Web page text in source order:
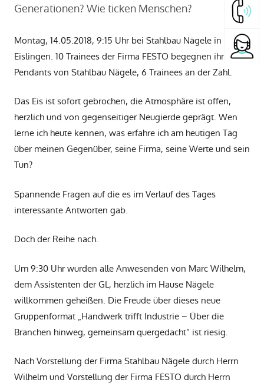
Generationen? Wie ticken Menschen?
Montag, 14.05.2018, 9:15 Uhr bei Stahlbau Nägele in
Eislingen. 10 Trainees der Firma FESTO begegnen ihren
Pendants von Stahlbau Nägele, 6 Trainees an der Zahl.
Das Eis ist sofort gebrochen, die Atmosphäre ist offen,
herzlich und von gegenseitiger Neugierde geprägt. Wen
lerne ich heute kennen, was erfahre ich am heutigen Tag
über meinen Gegenüber, seine Firma, seine Werte und sein
Tun?
Spannende Fragen auf die es im Verlauf des Tages
interessante Antworten gab.
Doch der Reihe nach.
Um 9:30 Uhr wurden alle Anwesenden von Marc Wilhelm,
dem Assistenten der GL, herzlich im Hause Nägele
willkommen geheißen. Die Freude über dieses neue
Gruppenformat „Handwerk trifft Industrie – Über die
Branchen hinweg, gemeinsam quergedacht“ ist riesig.
Nach Vorstellung der Firma Stahlbau Nägele durch Herrn
Wilhelm und Vorstellung der Firma FESTO durch Herrn